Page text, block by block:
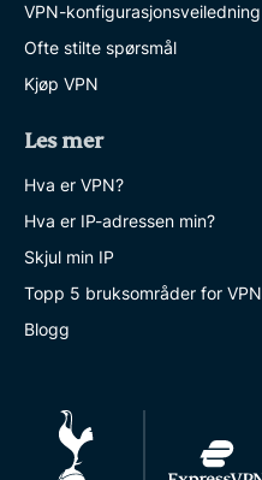
VPN-konfigurasjonsveiledning
Ofte stilte spørsmål
Kjøp VPN
Les mer
Hva er VPN?
Hva er IP-adressen min?
Skjul min IP
Topp 5 bruksområder for VPN
Blogg